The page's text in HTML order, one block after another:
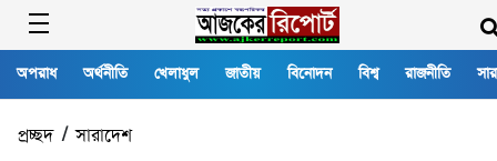
অপরাধ অর্থনীতি খেলাধুল জাতীয় বিনোদন বিশ্ব রাজনীতি
প্রচ্ছদ/সারাদেশ